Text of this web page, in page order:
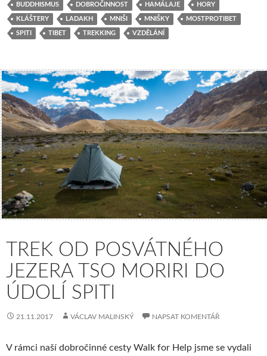
BUDDHISMUS DOBROČINNOST HAMÁLAJE HORY
KLÁŠTERY LADAKH MNIŠI MNIŠKY MOSTPROTIBET
SPITI TIBET TREKKING VZDĚLÁNÍ
TREK OD POSVÁTNÉHO
JEZERA TSO MORIRI DO
ÚDOLÍ SPITI
21.11.2017 VÁCLAV MALINSKÝ NAPSAT KOMENTÁŘ
V rámci naší dobročinné cesty Walk for Help jsme se vydali